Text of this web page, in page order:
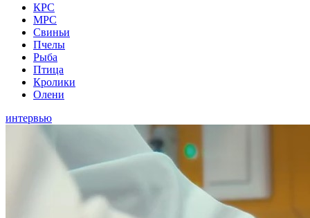
КРС
МРС
Свиньи
Пчелы
Рыба
Птица
Кролики
Олени
интервью